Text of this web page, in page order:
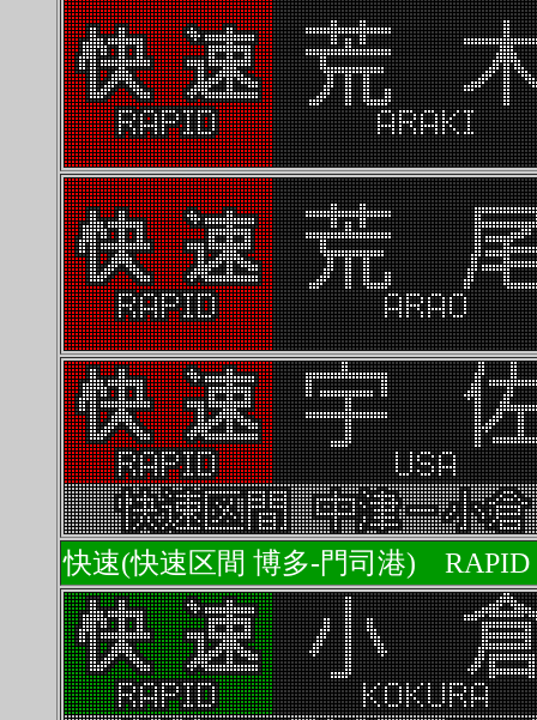
快速(快速区間 博多-門司港) RAPID